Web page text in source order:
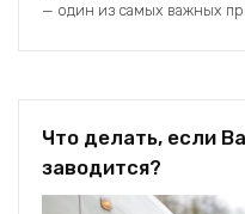
— один из самых важных
Что делать, если
заводится?